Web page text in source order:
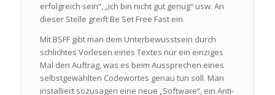
erfolgreich sein“, „ich bin nicht gut genug“ usw. An
dieser Stelle greift Be Set Free Fast ein.
Mit BSFF gibt man dem Unterbewusstsein durch
schlichtes Vorlesen eines Textes nur ein einziges
Mal den Auftrag, was es beim Aussprechen eines
selbstgewählten Codewortes genau tun soll. Man
installiert sozusagen eine neue „Software“, ein Anti-